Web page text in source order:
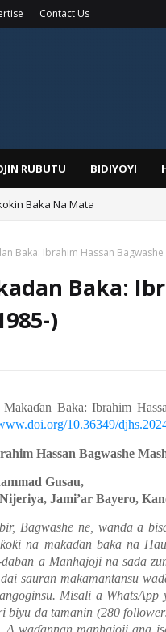
Contact Us
RUBUTU BIDIYOYI
Sarkin Mafaran Gummi Justice
Baka: Ibrahim Hassan
Baka:
)
ɗan Baka: Ibrahim
10.36349/
Hassan Bagwashe
Gusau,
Jami’ar Bayero,
Bagwashe ne, wanda a
ƙoƙi na makaɗan baka na
a Manhajoji na sada
sauran makamantansu waɗ
Misali a WhatsApp
biyu da tamanin (280
A waɗannan manhajoji ana